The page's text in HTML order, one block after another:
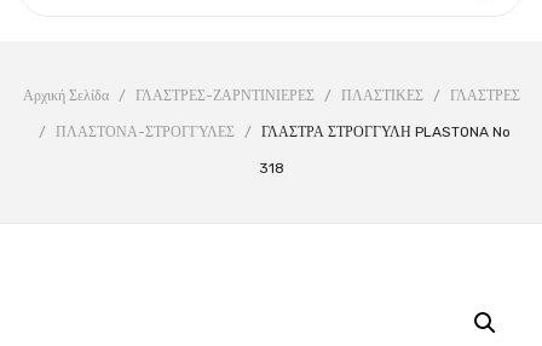
ΣΧΕΤΙΚΆ ΜΕ ΕΜΆΣ
ΕΠΙΚΟΙΝΩΝΊΑ
Αρχική Σελίδα / ΓΛΑΣΤΡΕΣ-ΖΑΡΝΤΙΝΙΕΡΕΣ / ΠΛΑΣΤΙΚΕΣ / ΓΛΑΣΤΡΕΣ
/ ΠΛΑΣΤΟΝΑ-ΣΤΡΟΓΓΥΛΕΣ / ΓΛΑΣΤΡΑ ΣΤΡΟΓΓΥΛΗ PLASTONA No
318